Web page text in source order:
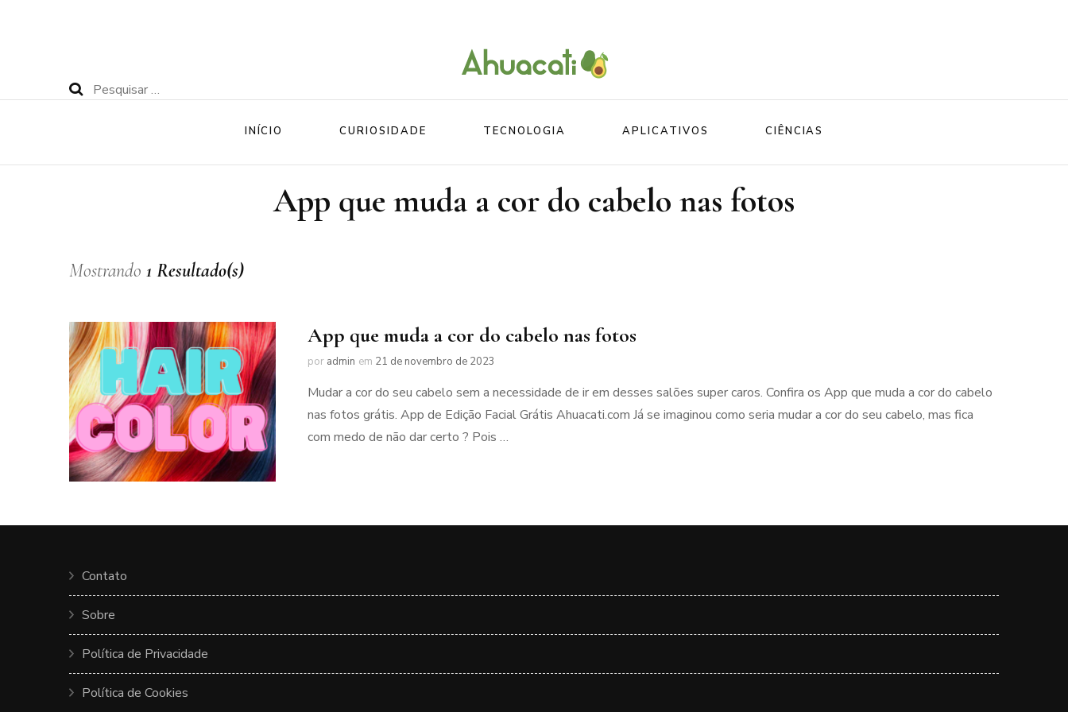
Pesquisar
Ahuacati
O melhor da Internet em um só lugar
INÍCIO CURIOSIDADE TECNOLOGIA APLICATIVOS
Beleza
CIÊNCIAS
App que muda a cor do cabelo nas fotos
Mostrando 1 Resultado(s)
App que muda a cor do cabelo nas fotos
por admin em 21 de novembro de 2023
Mudar a cor do seu cabelo sem a necessidade de ir em desses salões super caros. Confira os App que muda a cor do cabelo
nas fotos grátis. App de Edição Facial Grátis Ahuacati.com Já se imaginou como seria mudar a cor do seu cabelo, mas fica
com medo de não dar certo ? Pois …
Contato
Sobre
Política de Privacidade
Política de Cookies